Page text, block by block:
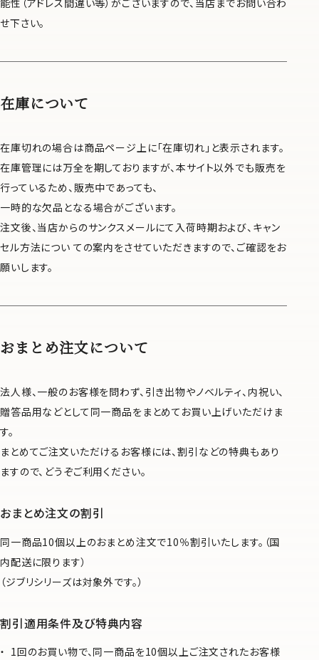
せ下さい。
在庫について
在庫切れの場合は商品ページ上に「在庫切れ」と表示されます。
在庫管理には万全を期しておりますが、本サイト以外でも販売を
行っているため、販売中であっても、
一時的な欠品となる場合がございます。
注文後、当店からのサンクスメールにて入荷時期および、キャン
セル方法につい ての案内をさせていただきますので、ご確認をお
願いします。
おまとめ注文について
法人様、一般のお客様を問わず、引き出物やノベルティ、内祝い、
贈答品用などとして同一商品をまとめてお買い上げいただけま
す。
まとめてご注文いただけるお客様には、割引などの特典もあり
ますので、どうぞご利用ください。
おまとめ注文の割引
同一商品10個以上のおまとめ注文で10％割引いたします。（国
内配送に限ります）
（ジブリシリーズは対象外です。）
割引適用条件及び特典内容
1回のお買い物で、同一商品を10個以上ご注文されたお客様